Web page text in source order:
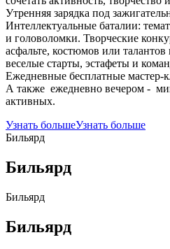
Утренняя зарядка под
Интеллектуальные баталии:
и головоломки. Творческие
асфальте, костюмов или
веселые старты, эстафеты и
Ежедневные бесплатные мастер-
А также ежедневно вечером -
активных.
Узнать большеУзнать больше
Бильярд
Бильярд
Бильярд
Бильярд